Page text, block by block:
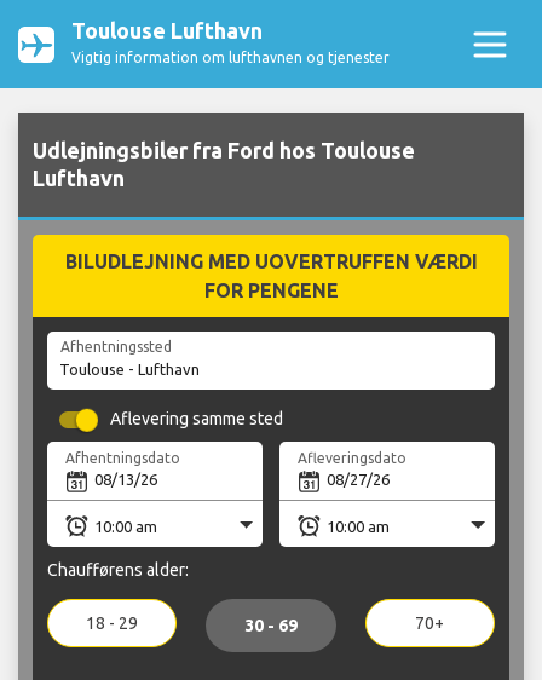
Toulouse Lufthavn
Vigtig information om lufthavnen og tjenester
Udlejningsbiler fra Ford hos Toulouse
Lufthavn
BILUDLEJNING MED UOVERTRUFFEN VÆRDI
FOR PENGENE
Afhentningssted
Aflevering samme sted
Afhentningsdato Afleveringsdato
Chaufførens alder:
18 - 29 30 - 69 70+